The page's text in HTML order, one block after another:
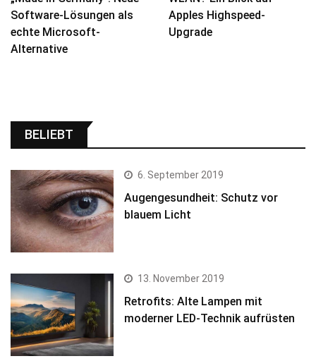
Software-Lösungen als
echte Microsoft-
Alternative
Apples Highspeed-
Upgrade
BELIEBT
6. September 2019
Augengesundheit: Schutz vor
blauem Licht
13. November 2019
Retrofits: Alte Lampen mit
moderner LED-Technik aufrüsten